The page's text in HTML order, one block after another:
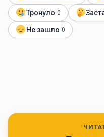
Тронуло 0
Не зашло 0